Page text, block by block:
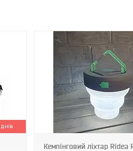
Кемпінговий ліхтар Ridea
1000802-Black-BL